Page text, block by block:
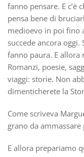
fanno pensare. E c’è
pensa bene di
medioevo in poi fino
succede ancora
fanno paura. E allora
Romanzi, poesie,
viaggi: storie. Non
dimenticherete la
Come scriveva
grano da ammassare
E allora prepariamo